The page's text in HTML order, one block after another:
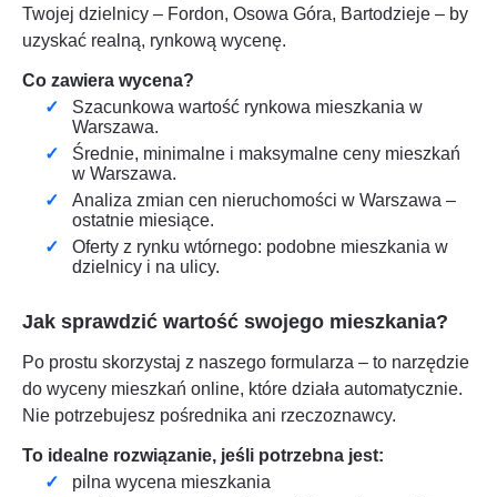
Twojej dzielnicy – Fordon, Osowa Góra, Bartodzieje – by
uzyskać realną, rynkową wycenę.
Co zawiera wycena?
Szacunkowa wartość rynkowa mieszkania w
Warszawa.
Średnie, minimalne i maksymalne ceny mieszkań
w Warszawa.
Analiza zmian cen nieruchomości w Warszawa –
ostatnie miesiące.
Oferty z rynku wtórnego: podobne mieszkania w
dzielnicy i na ulicy.
Jak sprawdzić wartość swojego mieszkania?
Po prostu skorzystaj z naszego formularza – to narzędzie
do wyceny mieszkań online, które działa automatycznie.
Nie potrzebujesz pośrednika ani rzeczoznawcy.
To idealne rozwiązanie, jeśli potrzebna jest:
pilna wycena mieszkania